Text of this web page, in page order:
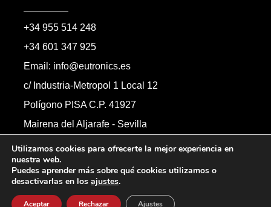
+34 955 514 248
+34 601 347 925
Email: info@eutronics.es
c/ Industria-Metropol 1 Local 12
Polígono PISA C.P. 41927
Mairena del Aljarafe - Sevilla
Formulario de contacto
Todos los derechos reservados.
Utilizamos cookies para ofrecerte la mejor experiencia en
nuestra web.
Puedes aprender más sobre qué cookies utilizamos o
desactivarlas en los ajustes.
Aceptar Rechazar Ajustes